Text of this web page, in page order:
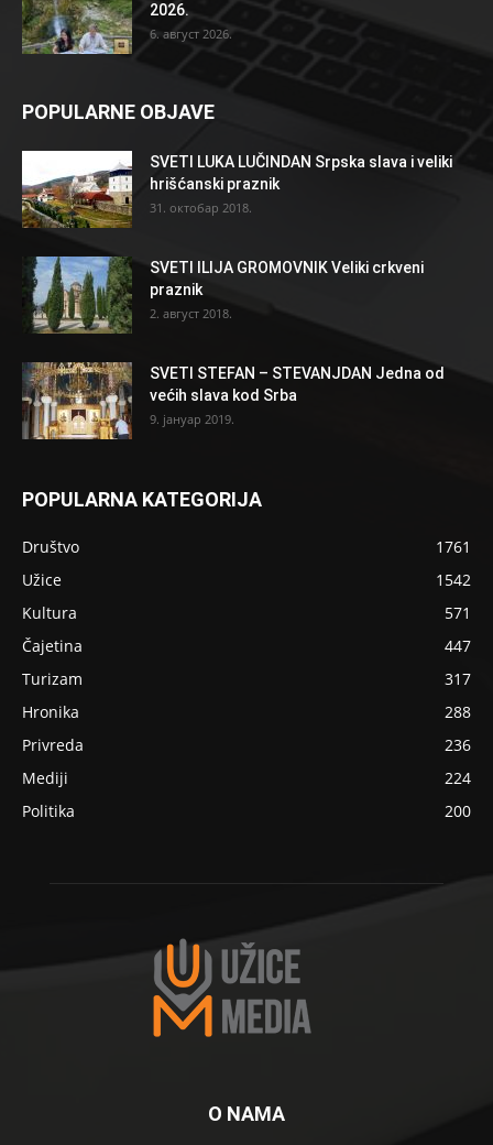
2026.
6. август 2026.
POPULARNE OBJAVE
SVETI LUKA LUČINDAN Srpska slava i veliki
hrišćanski praznik
31. октобар 2018.
SVETI ILIJA GROMOVNIK Veliki crkveni
praznik
2. август 2018.
SVETI STEFAN – STEVANJDAN Jedna od
većih slava kod Srba
9. јануар 2019.
POPULARNA KATEGORIJA
Društvo
1761
Užice
1542
Kultura
571
Čajetina
447
Turizam
317
Hronika
288
Privreda
236
Mediji
224
Politika
200
O NAMA